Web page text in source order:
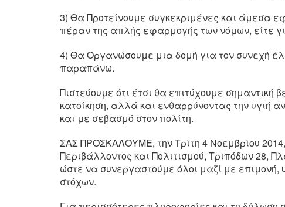
3) Θα Προτείνουμε συγκεκριμένες και άμεσα
πέραν της απλής εφαρμογής των νόμων, είτε
4) Θα Οργανώσουμε μια δομή για τον συνεχή
παραπάνω.
Πιστεύουμε ότι έτσι θα επιτύχουμε σημαντική
κατοίκηση, αλλά και ενθαρρύνοντας την υγιή
και με σεβασμό στον πολίτη.
ΣΑΣ ΠΡΟΣΚΑΛΟΥΜΕ, την Τρίτη 4 Νοεμβρίου
Περιβάλλοντος και Πολιτισμού, Τριπόδων 28,
ώστε να συνεργαστούμε όλοι μαζί με επιμονή,
στόχων.